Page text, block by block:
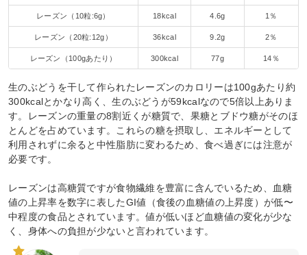
レーズン（10粒:6g） 18kcal 4.6g 1％
レーズン（20粒:12g） 36kcal 9.2g 2％
レーズン（100gあたり） 300kcal 77g 14％
生のぶどうを干して作られたレーズンのカロリーは100gあたり約
300kcalとかなり高く、生のぶどうが59kcalなので5倍以上ありま
す。レーズンの重量の8割近くが糖質で、果糖とブドウ糖がそのほ
とんどを占めています。これらの糖を摂取し、エネルギーとして
利用されずに余ると中性脂肪に変わるため、食べ過ぎには注意が
必要です。
レーズンは高糖質ですが食物繊維を豊富に含んでいるため、血糖
値の上昇率を数字に表したGI値（食後の血糖値の上昇度）が低〜
中程度の食品とされています。値が低いほど血糖値の変化が少な
く、身体への負担が少ないと言われています。